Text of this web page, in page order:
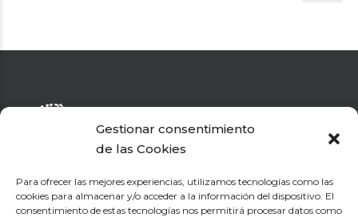
Gestionar consentimiento
de las Cookies
Para ofrecer las mejores experiencias, utilizamos tecnologías como las
cookies para almacenar y/o acceder a la información del dispositivo. El
consentimiento de estas tecnologías nos permitirá procesar datos como
enfermedad neurológica que pueda afectar al cerebro, la
médula espinal, los nervios periféricos o los músculos.